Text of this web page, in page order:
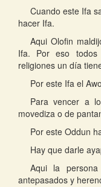
Cuando este Ifa
hacer Ifa.
Aqui Olofin
Ifa. Por eso
religiones un día
Por este Ifa el
Para vencer a
movediza o de
Por este Oddun
Hay que darle
Aqui la
antepasados y